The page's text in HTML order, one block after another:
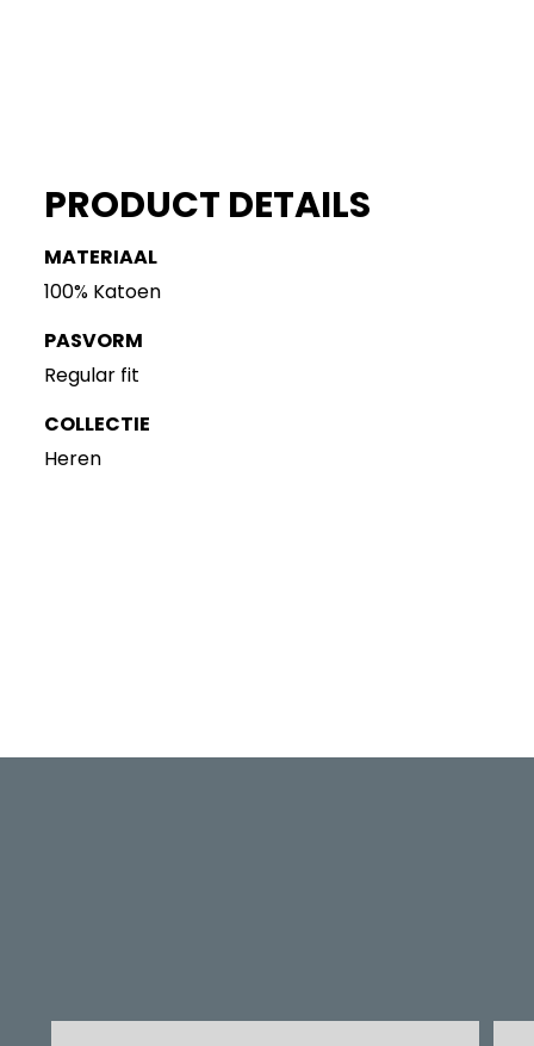
PRODUCT DETAILS
MATERIAAL
100% Katoen
PASVORM
Regular fit
COLLECTIE
Heren